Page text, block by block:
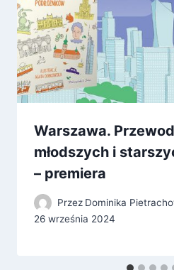
Warszawa.
młodszych i
– premiera
Przez Dominika
26 września 2024